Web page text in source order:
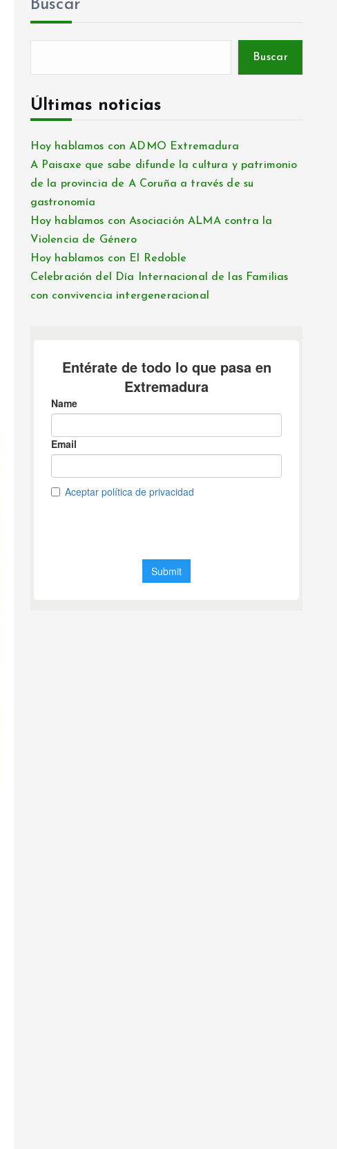
Buscar
Buscar
Últimas noticias
Hoy hablamos con ADMO Extremadura
A Paisaxe que sabe difunde la cultura y patrimonio
de la provincia de A Coruña a través de su
gastronomía
Hoy hablamos con Asociación ALMA contra la
Violencia de Género
Hoy hablamos con El Redoble
Celebración del Día Internacional de las Familias
con convivencia intergeneracional